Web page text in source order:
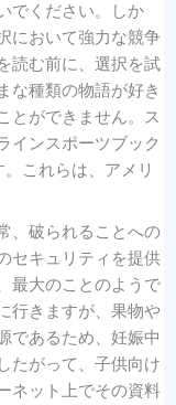
でください。しか
において強力な競争
読む前に、選択を試
な種類の物語が好き
とができません。ス
インスポーツブック
これらは、アメリ
、破られることへの
セキュリティを提供
最大のことのようで
行きますが、果物や
であるため、妊娠中
たがって、子供向け
ネット上でその資料